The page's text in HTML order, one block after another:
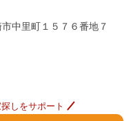
中里町１５７６番地７
しをサポート